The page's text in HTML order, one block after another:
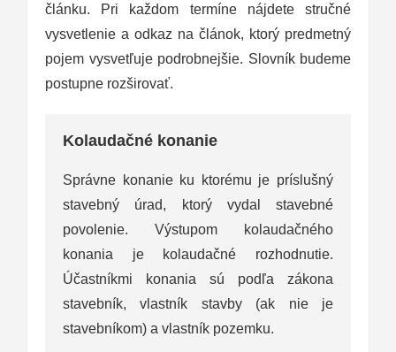
článku. Pri každom termíne nájdete stručné
vysvetlenie a odkaz na článok, ktorý predmetný
pojem vysvetľuje podrobnejšie. Slovník budeme
postupne rozširovať.
Kolaudačné konanie
Správne konanie ku ktorému je príslušný
stavebný úrad, ktorý vydal stavebné
povolenie. Výstupom kolaudačného
konania je kolaudačné rozhodnutie.
Účastníkmi konania sú podľa zákona
stavebník, vlastník stavby (ak nie je
stavebníkom) a vlastník pozemku.